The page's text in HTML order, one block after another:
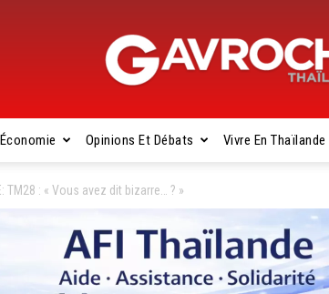
Gavroche
Thaïlande
Économie Opinions Et Débats Vivre En Thaïlande
TM28 : « Vous avez dit bizarre… ? »